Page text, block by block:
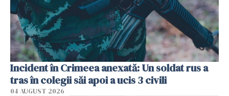
Incident în Crimeea anexată: Un soldat rus a
tras în colegii săi apoi a ucis 3 civili
04 AUGUST 2026